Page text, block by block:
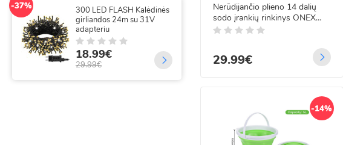
-37%
300 LED FLASH Kalėdinės
girliandos 24m su 31V
adapteriu
18.99€
29.99€
su nuotoliniu valdymu 5x2
m
Nerūdijančio plieno 14 dalių
sodo įrankių rinkinys ONEX
OX-651
29.99€
-14%